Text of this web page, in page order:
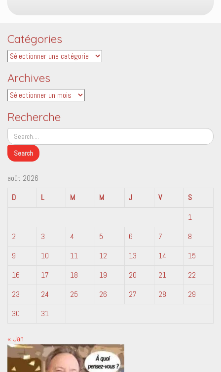
Catégories
Catégories
Archives
Archives
Recherche
août 2026
D
L M M J V
S
1
2
3 4 5 6 7
8
9
10 11 12 13 14
15
16
17 18 19 20 21
22
23
24 25 26 27 28
29
30
31
« Jan